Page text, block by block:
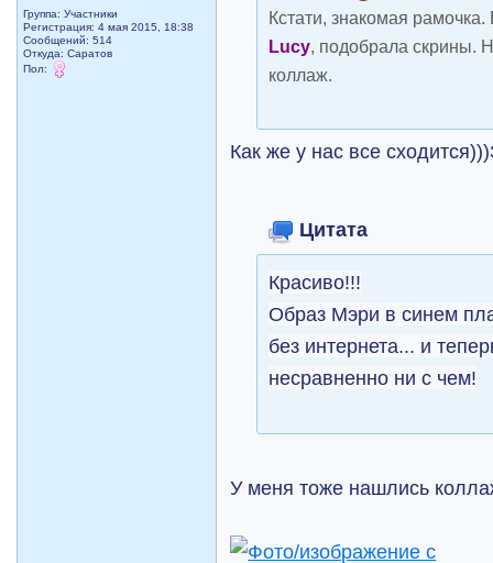
Группа: Участники
Регистрация: 4 мая 2015, 18:38
Сообщений: 514
Откуда: Саратов
Пол:
Кстати, знакомая
Lucy, подобрала скрины.
коллаж.
Как же у нас все
Цитата
Красиво!!!
Образ Мэри в синем
без интернета... и
несравненно ни с чем!
У меня тоже нашлись